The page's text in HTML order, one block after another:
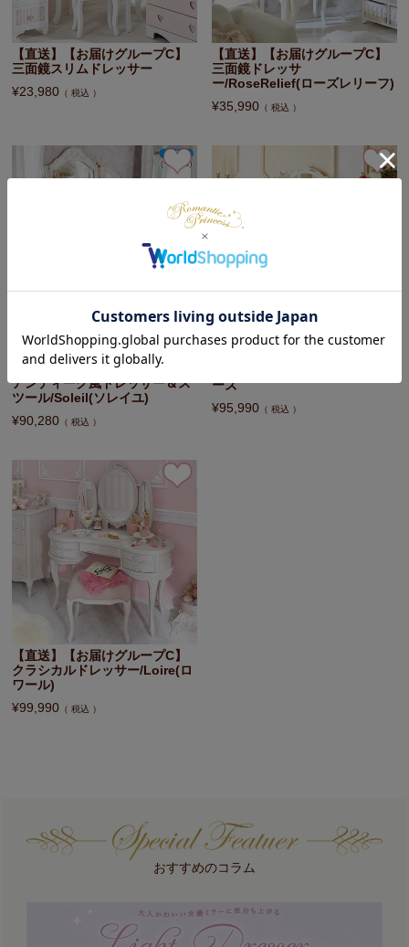
【直送】【お届けグループC】
三面鏡スリムドレッサー
¥23,980 税込
【直送】【お届けグループC】
三面鏡ドレッサ
ー/RoseRelief(ローズレリーフ)
¥35,990 税込
おすすめ
【直送】【お届けグループC】
アンティーク風ドレッサー＆ス
ツール/Soleil(ソレイユ)
¥90,280 税込
【直送】【お届けグループC】
ーズ
¥95,990 税込
【直送】【お届けグループC】
クラシカルドレッサー/Loire(ロ
ワール)
¥99,990 税込
おすすめのコラム